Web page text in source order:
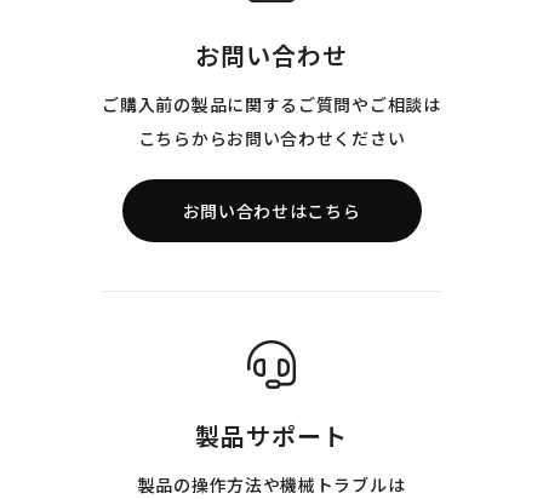
お問い合わせ
ご購入前の製品に関するご質問やご相談は
こちらからお問い合わせください
お問い合わせはこちら
製品サポート
製品の操作方法や機械トラブルは